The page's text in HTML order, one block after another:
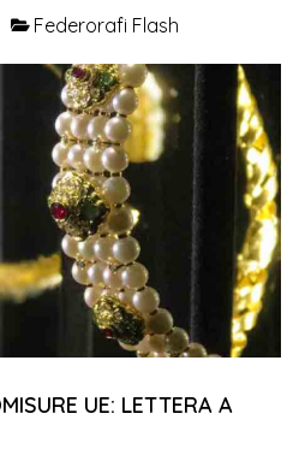
Federorafi Flash
UE: LETTERA A